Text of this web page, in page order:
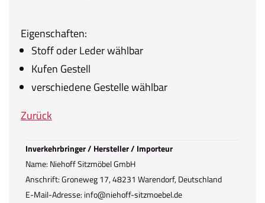
Eigenschaften:
Stoff oder Leder wählbar
Kufen Gestell
verschiedene Gestelle wählbar
Zurück
Inverkehrbringer / Hersteller / Importeur
Name: Niehoff Sitzmöbel GmbH
Anschrift: Groneweg 17, 48231 Warendorf, Deutschland
E-Mail-Adresse: info@niehoff-sitzmoebel.de